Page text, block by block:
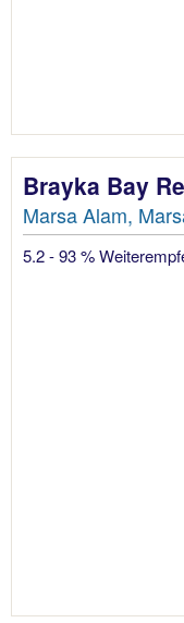
Brayka Bay
Marsa Alam,
5.2 - 93 %